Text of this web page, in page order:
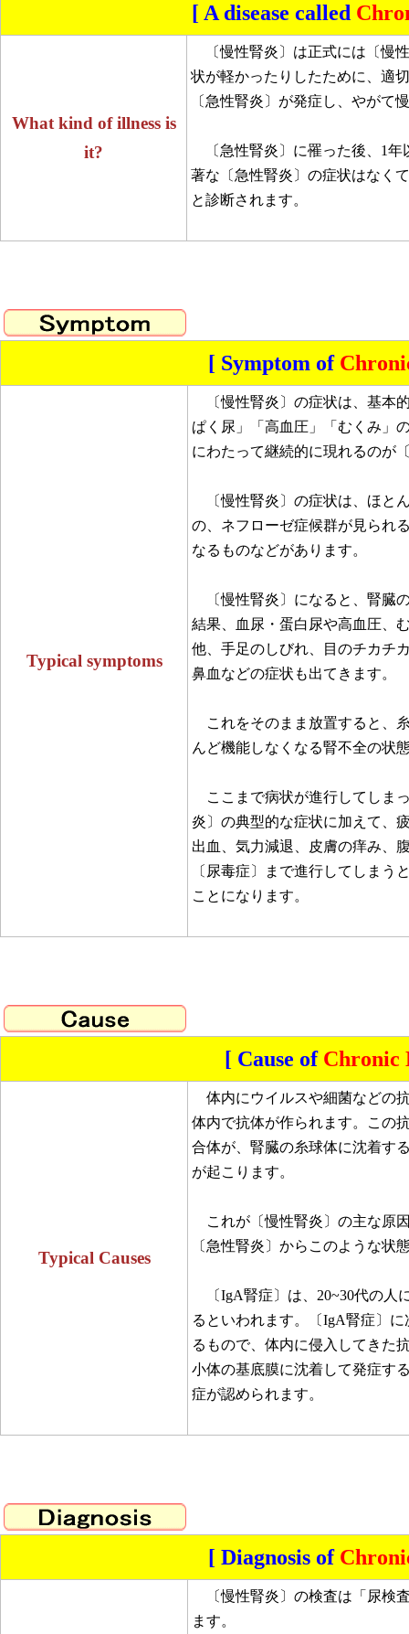
[ A disease called
What kind of illness is
it?
〔慢性腎炎〕は正式には〔慢
状が軽かったりしたために、適
〔急性腎炎〕が発症し、やがて
〔急性腎炎〕に罹った後、1年
著な〔急性腎炎〕の症状はなく
と診断されます。
[ Symptom of
Typical symptoms
〔慢性腎炎〕の症状は、基本
ぱく尿」「高血圧」「むくみ」
にわたって継続的に現れるのが
〔慢性腎炎〕の症状は、ほと
の、ネフローゼ症候群が見られ
なるものなどがあります。
〔慢性腎炎〕になると、腎臓
結果、血尿・蛋白尿や高血圧、
他、手足のしびれ、目のチカチ
鼻血などの症状も出てきます。
これをそのまま放置すると、
んど機能しなくなる腎不全の状
ここまで病状が進行してしま
炎〕の典型的な症状に加えて、
出血、気力減退、皮膚の痒み、
〔尿毒症〕まで進行してしまう
ことになります。
[ Cause of Chronic
Typical Causes
体内にウイルスや細菌などの
体内で抗体が作られます。この
合体が、腎臓の糸球体に沈着す
が起こります。
これが〔慢性腎炎〕の主な原
〔急性腎炎〕からこのような状
〔IgA腎症〕は、20~30代の人
るといわれます。〔IgA腎症〕
るもので、体内に侵入してきた
小体の基底膜に沈着して発症す
症が認められます。
[ Diagnosis of
〔慢性腎炎〕の検査は「尿検
ます。